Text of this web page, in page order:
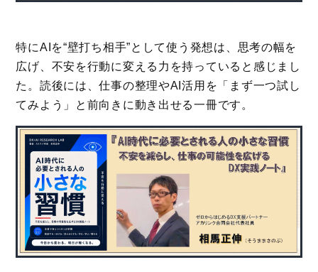
特にAIを“壁打ち相手”として使う発想は、思考の幅を
広げ、不安を行動に変える力を持っていると感じまし
た。読後には、仕事の整理やAI活用を「まず一つ試し
てみよう」と前向きに動き出せる一冊です。